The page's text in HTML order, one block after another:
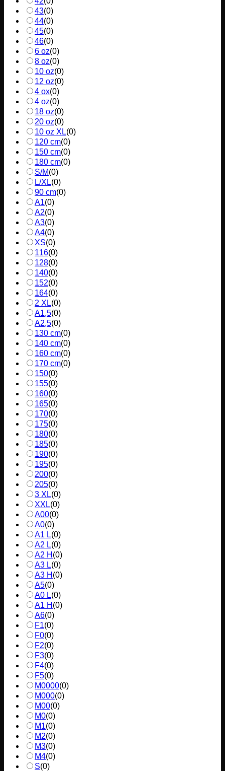
43(0)
44(0)
45(0)
46(0)
6 oz(0)
8 oz(0)
10 oz(0)
12 oz(0)
4 ox(0)
4 oz(0)
18 oz(0)
20 oz(0)
10 oz XL(0)
120 cm(0)
150 cm(0)
180 cm(0)
S/M(0)
L/XL(0)
90 cm(0)
A1(0)
A2(0)
A3(0)
A4(0)
XS(0)
116(0)
128(0)
140(0)
152(0)
164(0)
2 XL(0)
A1,5(0)
A2,5(0)
130 cm(0)
140 cm(0)
160 cm(0)
170 cm(0)
150(0)
155(0)
160(0)
165(0)
170(0)
175(0)
180(0)
185(0)
190(0)
195(0)
200(0)
205(0)
3 XL(0)
XXL(0)
A00(0)
A0(0)
A1 L(0)
A2 L(0)
A2 H (0)
A3 L(0)
A3 H (0)
A5(0)
A0 L(0)
A1 H (0)
A6(0)
F1(0)
F0(0)
F2(0)
F3(0)
F4(0)
F5(0)
M0000(0)
M000(0)
M00(0)
M0(0)
M1(0)
M2(0)
M3(0)
M4(0)
S(0)